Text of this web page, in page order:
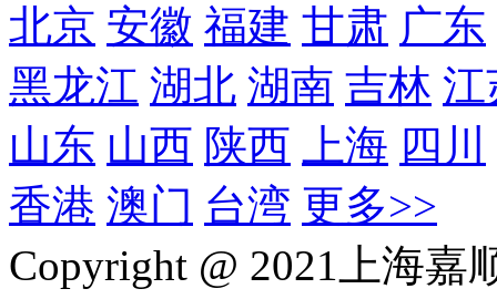
北京 安徽 福建 甘肃 广东
黑龙江 湖北 湖南 吉林 江
山东 山西 陕西 上海 四川
香港 澳门 台湾 更多>>
Copyright @ 2021上海